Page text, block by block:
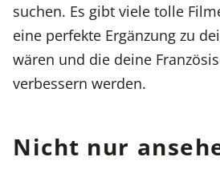
suchen. Es gibt viele tolle
eine perfekte Ergänzung zu
wären und die deine
verbessern werden.
Nicht nur